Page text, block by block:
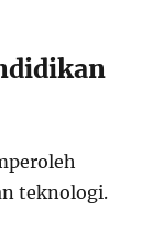
teknologi.